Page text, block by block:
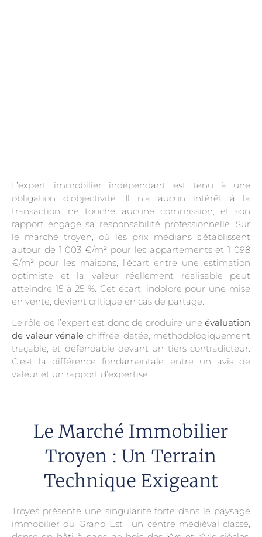
L’expert immobilier indépendant est tenu à une
obligation d’objectivité. Il n’a aucun intérêt à la
transaction, ne touche aucune commission, et son
rapport engage sa responsabilité professionnelle. Sur
le marché troyen, où les prix médians s’établissent
autour de 1 003 €/m² pour les appartements et 1 098
€/m² pour les maisons, l’écart entre une estimation
optimiste et la valeur réellement réalisable peut
atteindre 15 à 25 %. Cet écart, indolore pour une mise
en vente, devient critique en cas de partage.
Le rôle de l’expert est donc de produire une évaluation
de valeur vénale chiffrée, datée, méthodologiquement
traçable, et défendable devant un tiers contradicteur.
C’est la différence fondamentale entre un avis de
valeur et un rapport d’expertise.
Le Marché Immobilier
Troyen : Un Terrain
Technique Exigeant
Troyes présente une singularité forte dans le paysage
immobilier du Grand Est : un centre médiéval classé,